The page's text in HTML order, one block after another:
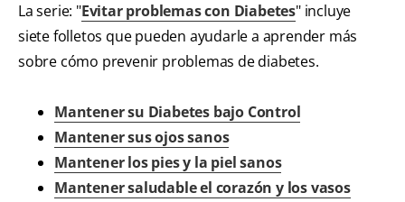
La serie: "Evitar problemas con Diabetes" incluye
siete folletos que pueden ayudarle a aprender más
sobre cómo prevenir problemas de diabetes.
Mantener su Diabetes bajo Control
Mantener sus ojos sanos
Mantener los pies y la piel sanos
Mantener saludable el corazón y los vasos